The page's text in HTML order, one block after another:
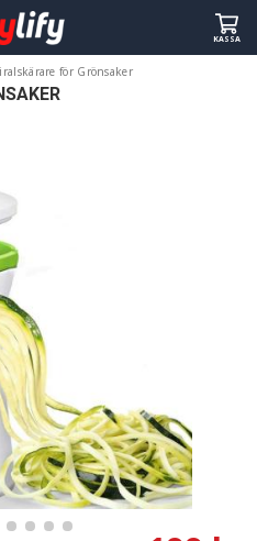
KASSA
för Grönsaker